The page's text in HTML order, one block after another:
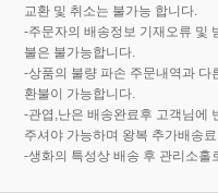
교환 및 취소는 불가능 합니다.
-주문자의 배송정보 기재오류 및
불은 불가능합니다.
-상품의 불량 파손 주문내역과 다
환불이 가능합니다.
-관엽,난은 배송완료후 고객님에
주셔야 가능하며 왕복 추가배송
-생화의 특성상 배송 후 관리소